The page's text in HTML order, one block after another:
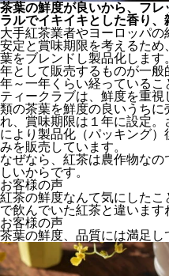
茶葉の鮮度が良いから、フ
ラルでイキイキとした香り、
大手紅茶業者やヨーロッパ
安定と賞味期限を考えるた
葉をブレンドし製品化します
年として販売するものが一
年～一年くらい経っているこ
ティークラブは、鮮度を重
類の茶葉を鮮度の良いうちに
れ、賞味期限は１年に設定
により製品化（パッキング
みを販売しています。
なぜなら、紅茶は農作物な
しいからです。
お客様の声
紅茶の鮮度なんて気にしたこ
で飲んでいた紅茶と違います
お客様の声
茶葉の鮮度、品質には満足し